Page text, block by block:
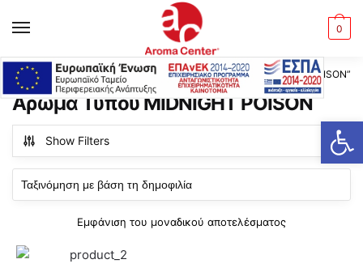
Ανοίξτε τη γραμμή εργαλείων
0
Αρχική σελίδα / Προϊόντα με ετικέτα “Άρωμα Τύπου MIDNIGHT POISON”
Άρωμα Τύπου MIDNIGHT POISON
Show Filters
Εμφάνιση του μοναδικού αποτελέσματος